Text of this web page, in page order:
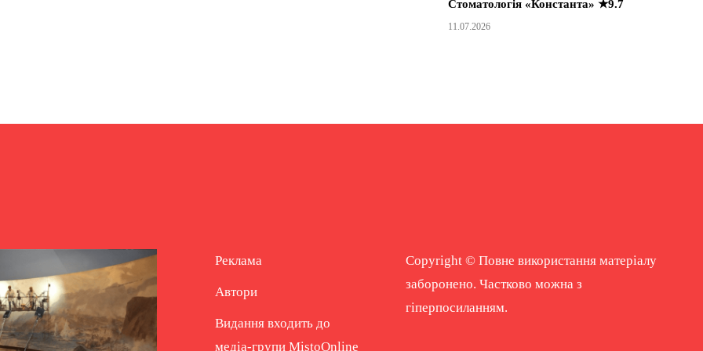
Стоматологія «Константа» ★9.7
11.07.2026
Реклама
Автори
Видання входить до
медіа-групи MistoOnline
Copyright © Повне використання матеріалу
заборонено. Частково можна з
гіперпосиланням.